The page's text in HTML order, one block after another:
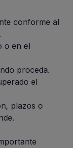
conforme al
o en el
proceda.
el
plazos o